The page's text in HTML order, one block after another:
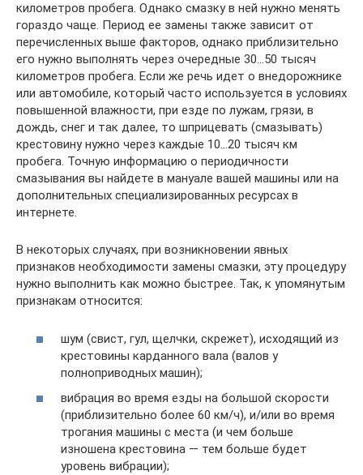
километров пробега. Однако смазку в ней нужно менять
гораздо чаще. Период ее замены также зависит от
перечисленных выше факторов, однако приблизительно
его нужно выполнять через очередные 30…50 тысяч
километров пробега. Если же речь идет о внедорожнике
или автомобиле, который часто используется в условиях
повышенной влажности, при езде по лужам, грязи, в
дождь, снег и так далее, то шприцевать (смазывать)
крестовину нужно через каждые 10…20 тысяч км
пробега. Точную информацию о периодичности
смазывания вы найдете в мануале вашей машины или на
дополнительных специализированных ресурсах в
интернете.
В некоторых случаях, при возникновении явных
признаков необходимости замены смазки, эту процедуру
нужно выполнить как можно быстрее. Так, к упомянутым
признакам относится:
шум (свист, гул, щелчки, скрежет), исходящий из
крестовины карданного вала (валов у
полноприводных машин);
вибрация во время езды на большой скорости
(приблизительно более 60 км/ч), и/или во время
трогания машины с места (и чем больше
изношена крестовина — тем больше будет
уровень вибрации);